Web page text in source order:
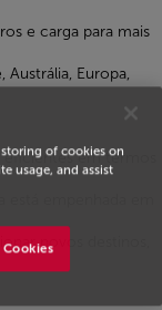
e carga para mais
Europa,
em termos
empenhada em
novos destinos,
of cookies on
usage, and assist